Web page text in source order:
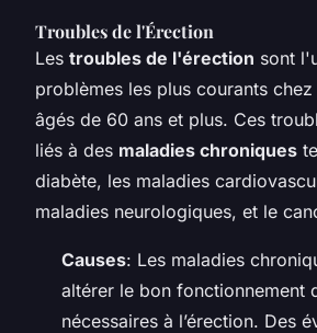
Troubles de l'Érection
Les troubles de l'érection sont
problèmes les plus courants
âgés de 60 ans et plus. Ces
liés à des maladies chroniques
diabète, les maladies
maladies neurologiques, et le
Causes: Les maladies
altérer le bon fonctionnement
nécessaires à l’érection. Des